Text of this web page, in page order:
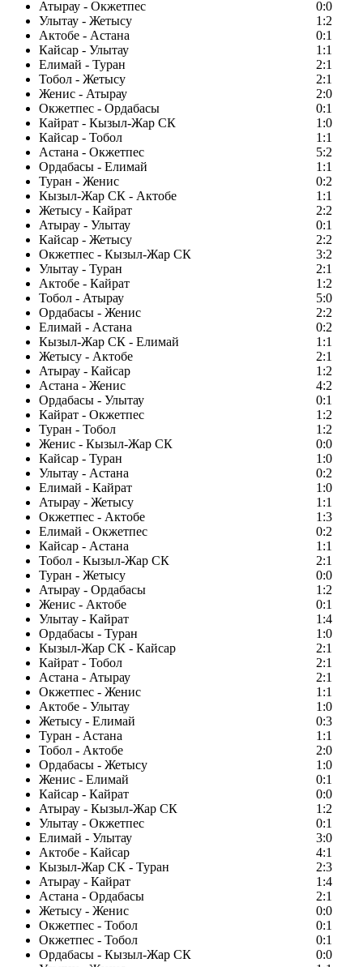
Атырау - Окжетпес
0:0
Улытау - Жетысу
1:2
Актобе - Астана
0:1
Кайсар - Улытау
1:1
Елимай - Туран
2:1
Тобол - Жетысу
2:1
Женис - Атырау
2:0
Окжетпес - Ордабасы
0:1
Кайрат - Кызыл-Жар СК
1:0
Кайсар - Тобол
1:1
Астана - Окжетпес
5:2
Ордабасы - Елимай
1:1
Туран - Женис
0:2
Кызыл-Жар СК - Актобе
1:1
Жетысу - Кайрат
2:2
Атырау - Улытау
0:1
Кайсар - Жетысу
2:2
Окжетпес - Кызыл-Жар СК
3:2
Улытау - Туран
2:1
Актобе - Кайрат
1:2
Тобол - Атырау
5:0
Ордабасы - Женис
2:2
Елимай - Астана
0:2
Кызыл-Жар СК - Елимай
1:1
Жетысу - Актобе
2:1
Атырау - Кайсар
1:2
Астана - Женис
4:2
Ордабасы - Улытау
0:1
Кайрат - Окжетпес
1:2
Туран - Тобол
1:2
Женис - Кызыл-Жар СК
0:0
Кайсар - Туран
1:0
Улытау - Астана
0:2
Елимай - Кайрат
1:0
Атырау - Жетысу
1:1
Окжетпес - Актобе
1:3
Елимай - Окжетпес
0:2
Кайсар - Астана
1:1
Тобол - Кызыл-Жар СК
2:1
Туран - Жетысу
0:0
Атырау - Ордабасы
1:2
Женис - Актобе
0:1
Улытау - Кайрат
1:4
Ордабасы - Туран
1:0
Кызыл-Жар СК - Кайсар
2:1
Кайрат - Тобол
2:1
Астана - Атырау
2:1
Окжетпес - Женис
1:1
Актобе - Улытау
1:0
Жетысу - Елимай
0:3
Туран - Астана
1:1
Тобол - Актобе
2:0
Ордабасы - Жетысу
1:0
Женис - Елимай
0:1
Кайсар - Кайрат
0:0
Атырау - Кызыл-Жар СК
1:2
Улытау - Окжетпес
0:1
Елимай - Улытау
3:0
Актобе - Кайсар
4:1
Кызыл-Жар СК - Туран
2:3
Атырау - Кайрат
1:4
Астана - Ордабасы
2:1
Жетысу - Женис
0:0
Окжетпес - Тобол
0:1
Окжетпес - Тобол
0:1
Ордабасы - Кызыл-Жар СК
0:0